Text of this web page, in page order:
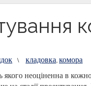
\ кладовка,комора
неоціненна в